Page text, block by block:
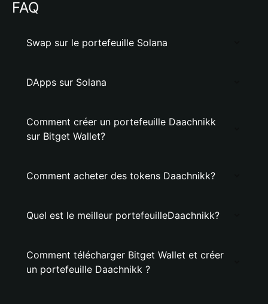
FAQ
Swap sur le portefeuille Solana
DApps sur Solana
Comment créer un portefeuille Daachnikk
sur Bitget Wallet?
Comment acheter des tokens Daachnikk?
Quel est le meilleur portefeuilleDaachnikk?
Comment télécharger Bitget Wallet et créer
un portefeuille Daachnikk ?